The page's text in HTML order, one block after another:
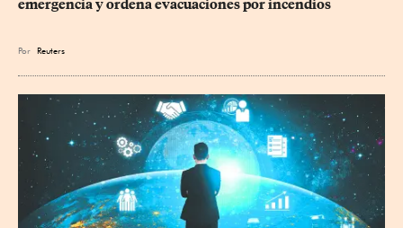
emergencia y ordena evacuaciones por incendios
Por Reuters